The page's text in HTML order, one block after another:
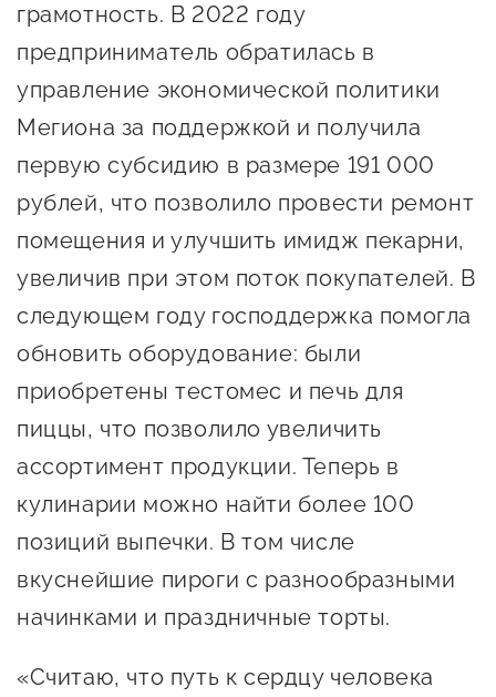
Конкурсы для
предпринимателей
Сообщить о нарушении
АвтоУСН
Иностранным гражданам
О фонде
Общая информация
Органы управления и надзора
Вакансии
грамотность. В 2022 году
предприниматель обратилась в
управление экономической политики
Мегиона за поддержкой и получила
первую субсидию в размере 191 000
рублей, что позволило провести ремонт
помещения и улучшить имидж пекарни,
увеличив при этом поток покупателей. В
следующем году господдержка помогла
обновить оборудование: были
приобретены тестомес и печь для
пиццы, что позволило увеличить
ассортимент продукции. Теперь в
кулинарии можно найти более 100
позиций выпечки. В том числе
вкуснейшие пироги с разнообразными
начинками и праздничные торты.
«Считаю, что путь к сердцу человека